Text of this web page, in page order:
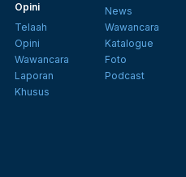
Opini
Telaah
Opini
Wawancara
Laporan
Khusus
News
Wawancara
Katalogue
Foto
Podcast